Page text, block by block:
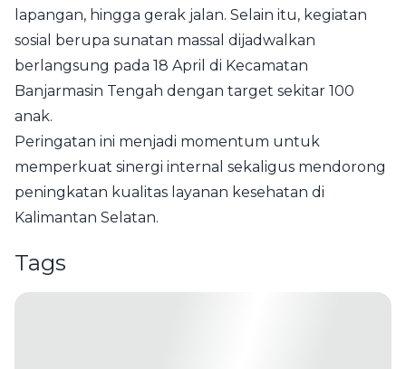
lapangan, hingga gerak jalan. Selain itu, kegiatan
sosial berupa sunatan massal dijadwalkan
berlangsung pada 18 April di Kecamatan
Banjarmasin Tengah dengan target sekitar 100
anak.
Peringatan ini menjadi momentum untuk
memperkuat sinergi internal sekaligus mendorong
peningkatan kualitas layanan kesehatan di
Kalimantan Selatan.
Tags